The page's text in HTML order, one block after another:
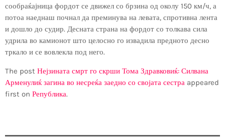
сообраќајница фордот се движел со брзина од околу 150 км/ч, а
потоа наеднаш почнал да преминува на левата, спротивна лента
и дошло до судир. Десната страна на фордот со толкава сила
удрила во камионот што целосно го извадила предното десно
тркало и се вовлекла под него.
The post Нејзината смрт го скрши Тома Здравковиќ: Силвана
Арменулиќ загина во несреќа заедно со својата сестра appeared
first on Република.